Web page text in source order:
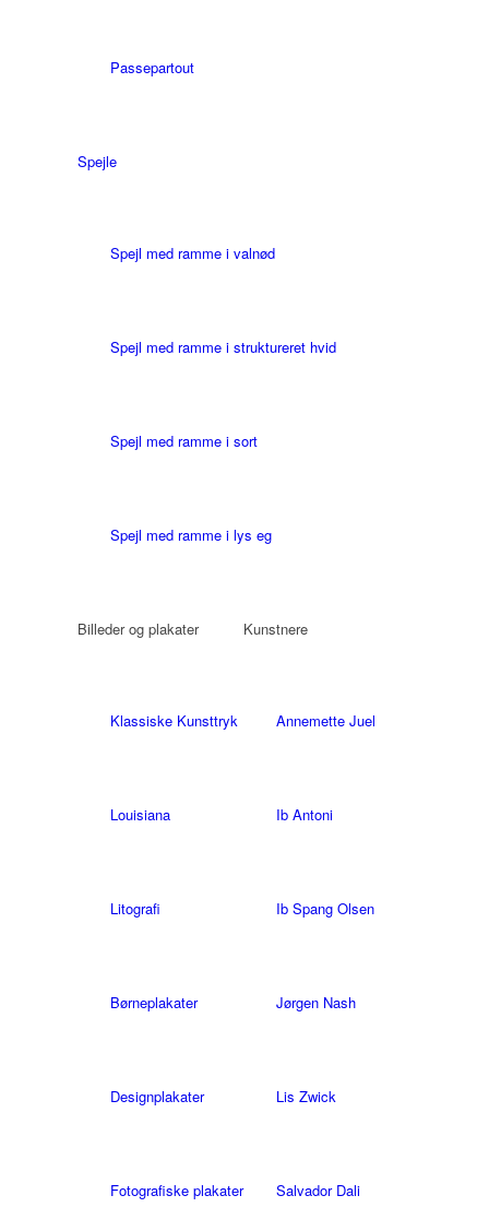
Passepartout
Spejle
Spejl med ramme i valnød
Spejl med ramme i struktureret hvid
Spejl med ramme i sort
Spejl med ramme i lys eg
Billeder og plakater
Klassiske Kunsttryk
Louisiana
Litografi
Børneplakater
Designplakater
Fotografiske plakater
Kunstnere
Annemette Juel
Ib Antoni
Ib Spang Olsen
Jørgen Nash
Lis Zwick
Salvador Dali